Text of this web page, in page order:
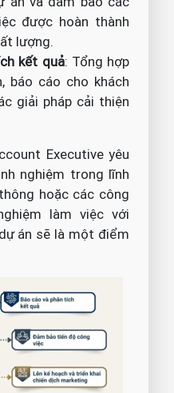
được hoàn thành
lượng.
kết quả: Tổng hợp
báo cáo cho khách
giải pháp cải thiện
Executive yêu
nghiệm trong lĩnh
hoặc các công
làm việc với
án sẽ là một điểm